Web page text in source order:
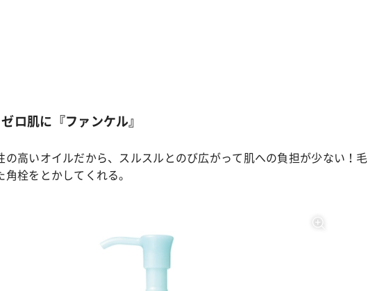
ロ肌に『ファンケル』
の高いオイルだから、スルスルとのび広がって肌への負担が少ない！毛
栓をとかしてくれる。